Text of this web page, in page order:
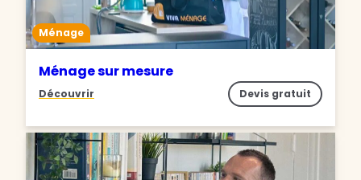
Ménage
Ménage sur mesure
Découvrir Devis gratuit